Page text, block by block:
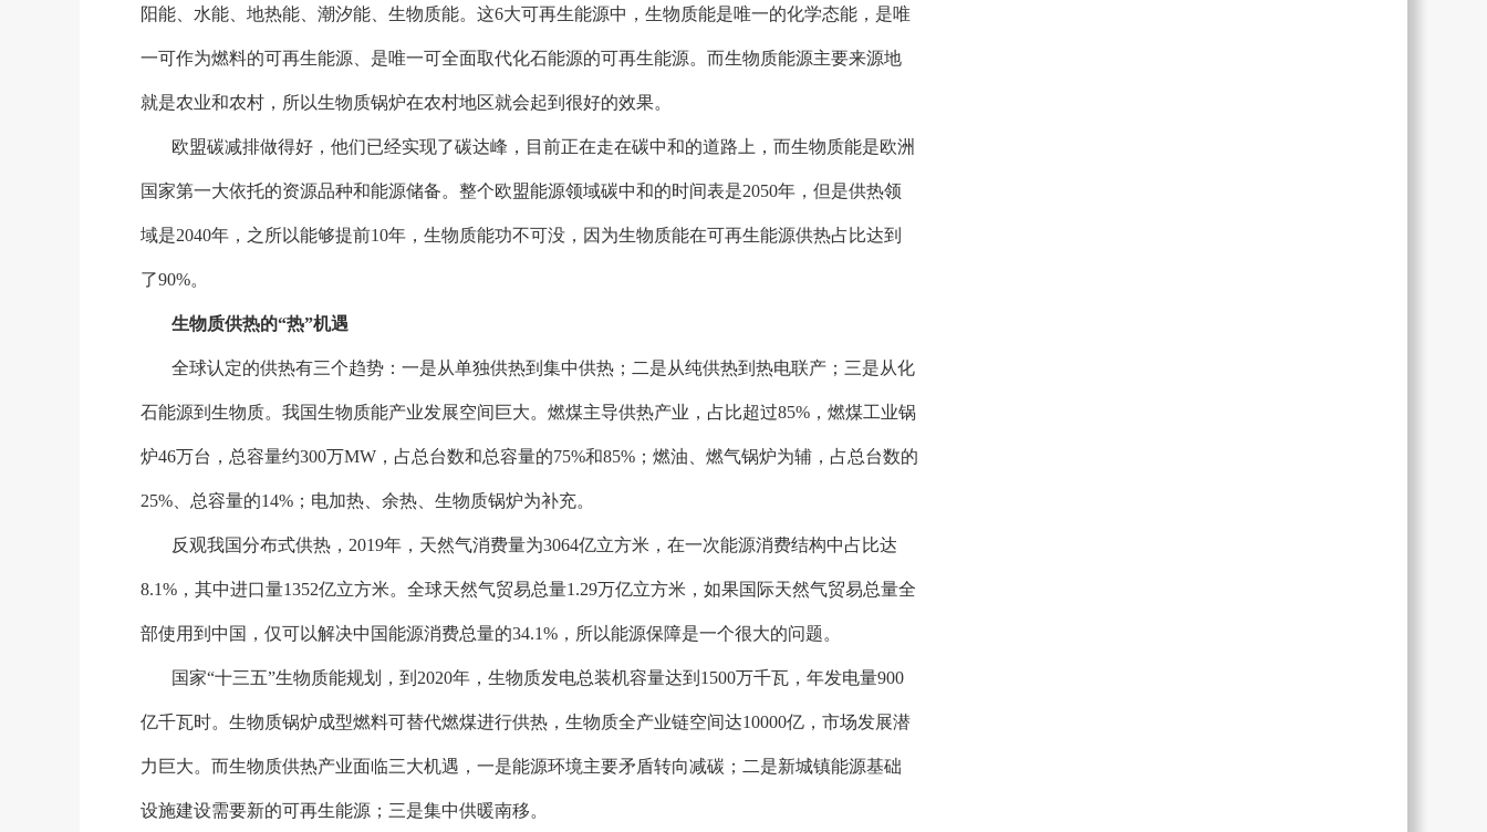
阳能、水能、地热能、潮汐能、生物质能。这6大可再生能源中，生物质能是唯一的化学态能，是唯
一可作为燃料的可再生能源、是唯一可全面取代化石能源的可再生能源。而生物质能源主要来源地
就是农业和农村，所以生物质锅炉在农村地区就会起到很好的效果。
欧盟碳减排做得好，他们已经实现了碳达峰，目前正在走在碳中和的道路上，而生物质能是欧洲
国家第一大依托的资源品种和能源储备。整个欧盟能源领域碳中和的时间表是2050年，但是供热领
域是2040年，之所以能够提前10年，生物质能功不可没，因为生物质能在可再生能源供热占比达到
了90%。
生物质供热的“热”机遇
全球认定的供热有三个趋势：一是从单独供热到集中供热；二是从纯供热到热电联产；三是从化
石能源到生物质。我国生物质能产业发展空间巨大。燃煤主导供热产业，占比超过85%，燃煤工业锅
炉46万台，总容量约300万MW，占总台数和总容量的75%和85%；燃油、燃气锅炉为辅，占总台数的
25%、总容量的14%；电加热、余热、生物质锅炉为补充。
反观我国分布式供热， 2019年，天然气消费量为3064亿立方米，在一次能源消费结构中占比达
8.1%，其中进口量1352亿立方米。全球天然气贸易总量1.29万亿立方米，如果国际天然气贸易总量全
部使用到中国，仅可以解决中国能源消费总量的34.1%，所以能源保障是一个很大的问题。
国家“十三五”生物质能规划，到2020年，生物质发电总装机容量达到1500万千瓦，年发电量900
亿千瓦时。生物质锅炉成型燃料可替代燃煤进行供热，生物质全产业链空间达10000亿，市场发展潜
力巨大。而生物质供热产业面临三大机遇，一是能源环境主要矛盾转向减碳；二是新城镇能源基础
设施建设需要新的可再生能源；三是集中供暖南移。